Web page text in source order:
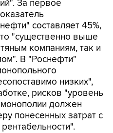
За первое
составляет 45%,
"существенно выше
компаниям, так и
В "Роснефти"
низких",
рисков "уровень
должен
понесенных затрат с